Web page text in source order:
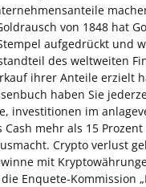
von 1848 hat
aufgedrückt und
des weltweiten
ihrer Anteile erzielt
haben Sie
investitionen im
mehr als 15 Prozent
Crypto verlust
mit
Enquete-Kommission